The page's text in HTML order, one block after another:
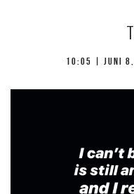
10:05 | juni